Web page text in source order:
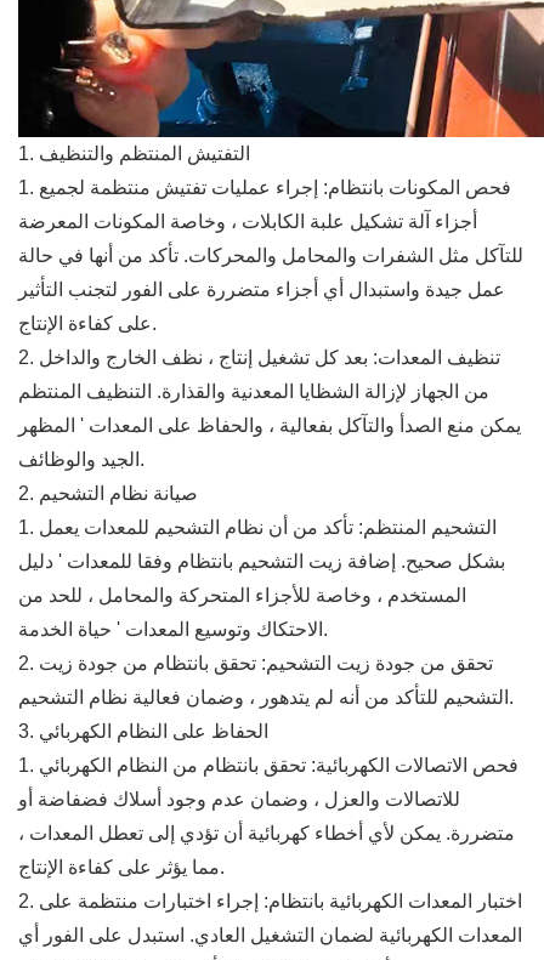
1. التفتيش المنتظم والتنظيف
1. فحص المكونات بانتظام: إجراء عمليات تفتيش منتظمة لجميع
أجزاء آلة تشكيل علبة الكابلات ، وخاصة المكونات المعرضة
للتآكل مثل الشفرات والمحامل والمحركات. تأكد من أنها في حالة
عمل جيدة واستبدال أي أجزاء متضررة على الفور لتجنب التأثير
على كفاءة الإنتاج.
2. تنظيف المعدات: بعد كل تشغيل إنتاج ، نظف الخارج والداخل
من الجهاز لإزالة الشظايا المعدنية والقذارة. التنظيف المنتظم
يمكن منع الصدأ والتآكل بفعالية ، والحفاظ على المعدات ' المظهر
الجيد والوظائف.
2. صيانة نظام التشحيم
1. التشحيم المنتظم: تأكد من أن نظام التشحيم للمعدات يعمل
بشكل صحيح. إضافة زيت التشحيم بانتظام وفقا للمعدات ' دليل
المستخدم ، وخاصة للأجزاء المتحركة والمحامل ، للحد من
الاحتكاك وتوسيع المعدات ' حياة الخدمة.
2. تحقق من جودة زيت التشحيم: تحقق بانتظام من جودة زيت
التشحيم للتأكد من أنه لم يتدهور ، وضمان فعالية نظام التشحيم.
3. الحفاظ على النظام الكهربائي
1. فحص الاتصالات الكهربائية: تحقق بانتظام من النظام الكهربائي
للاتصالات والعزل ، وضمان عدم وجود أسلاك فضفاضة أو
متضررة. يمكن لأي أخطاء كهربائية أن تؤدي إلى تعطل المعدات ،
مما يؤثر على كفاءة الإنتاج.
2. اختبار المعدات الكهربائية بانتظام: إجراء اختبارات منتظمة على
المعدات الكهربائية لضمان التشغيل العادي. استبدل على الفور أي